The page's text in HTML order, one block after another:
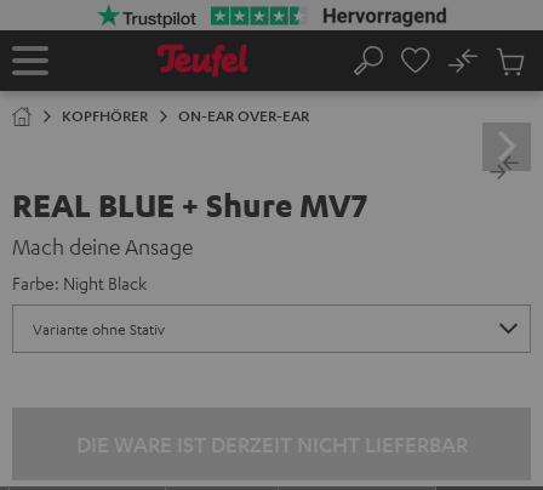
Startseite
Suche
No
KOPFHÖRER ON-EAR OVER-EAR
REAL BLUE + Shure MV7
Mach deine Ansage
Farbe: Night Black